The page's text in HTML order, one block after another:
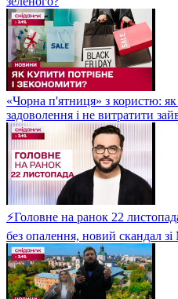
«Чорна п'ятниця» з користю:
задоволення і не витратити
⚡Головне на ранок 22
без опалення, новий скандал